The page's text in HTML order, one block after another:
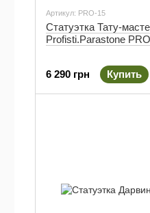
Артикул: PRO-15
Статуэтка Тату-
Profisti.Parastone
6 290 грн Купить